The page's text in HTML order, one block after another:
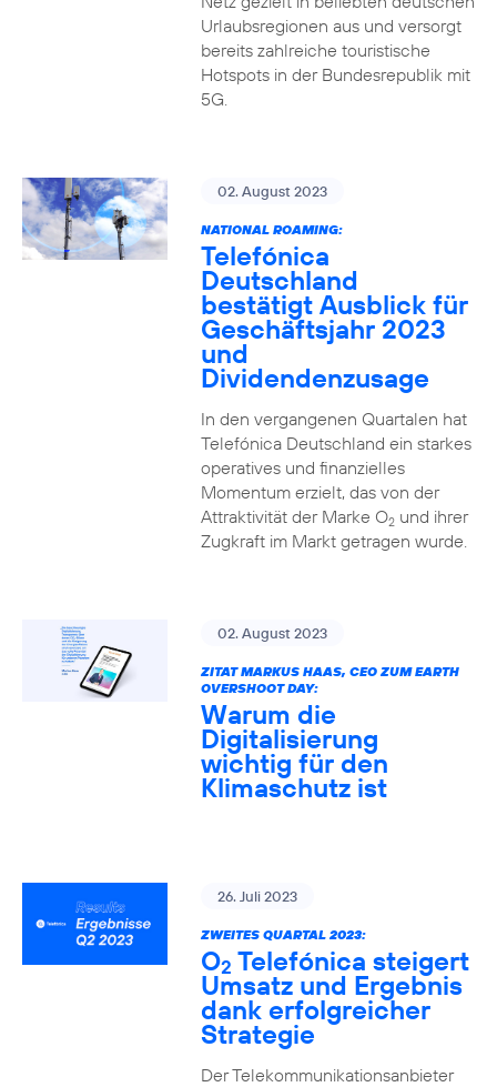
Urlaubsregionen aus und versorgt
bereits zahlreiche touristische
Hotspots in der Bundesrepublik mit
5G.
02. August 2023
NATIONAL ROAMING:
Telefónica
Deutschland
bestätigt Ausblick für
Geschäftsjahr 2023
und
Dividendenzusage
In den vergangenen Quartalen hat
Telefónica Deutschland ein starkes
operatives und finanzielles
Momentum erzielt, das von der
Attraktivität der Marke O2und ihrer
Zugkraft im Markt getragen wurde.
02. August 2023
ZITAT MARKUS HAAS, CEO ZUM EARTH
OVERSHOOT DAY:
Warum die
Digitalisierung
wichtig für den
Klimaschutz ist
26. Juli 2023
ZWEITES QUARTAL 2023:
O2 Telefónica steigert
Umsatz und Ergebnis
dank erfolgreicher
Strategie
Der Telekommunikationsanbieter